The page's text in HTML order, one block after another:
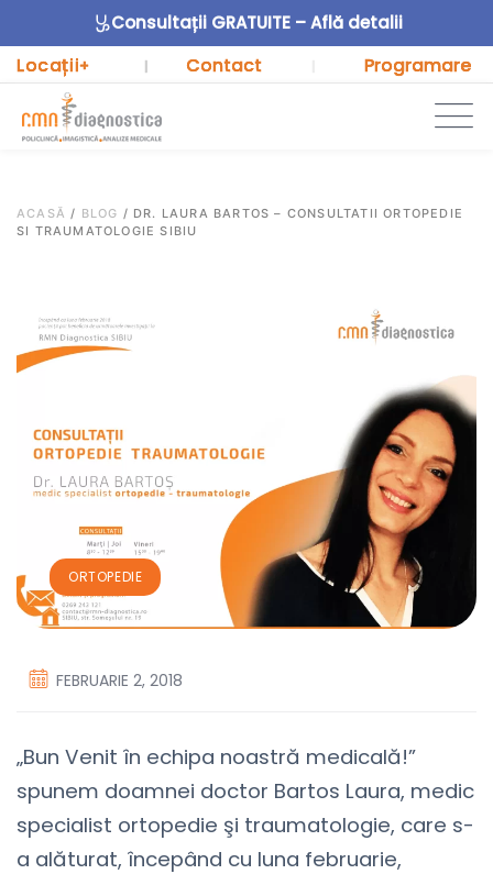
Consultații GRATUITE – Află detalii
Locații+ | Contact Programare
ACASĂ / BLOG / DR. LAURA BARTOS – CONSULTATII ORTOPEDIE
SI TRAUMATOLOGIE SIBIU
ORTOPEDIE
FEBRUARIE 2, 2018
„Bun Venit în echipa noastră medicală!”
spunem doamnei doctor Bartos Laura, medic
specialist ortopedie şi traumatologie, care s-
a alăturat, începând cu luna februarie,